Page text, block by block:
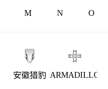
M N O
安徽猎豹 ARMADILLO